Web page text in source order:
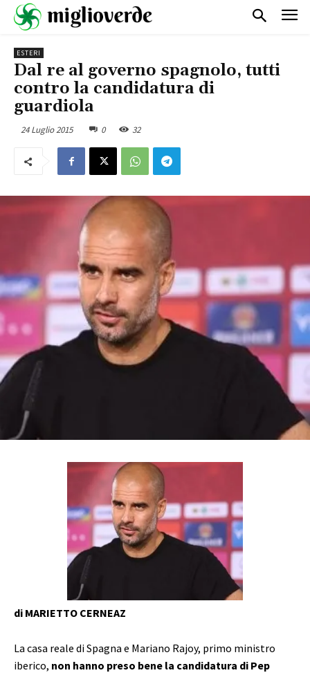
ESTERI
Dal re al governo spagnolo, tutti
contro la candidatura di
guardiola
24 Luglio 2015 0 32
di MARIETTO CERNEAZ
La casa reale di Spagna e Mariano Rajoy, primo ministro
iberico, non hanno preso bene la candidatura di Pep